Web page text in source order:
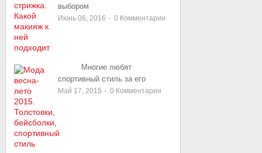
выбором
Июнь 06, 2016 - 0 Комментарии
Многие любят
спортивный стиль за его
Май 17, 2015 - 0 Комментарии